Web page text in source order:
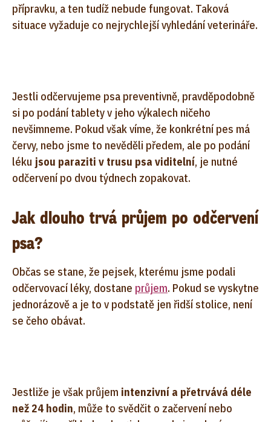
přípravku, a ten tudíž nebude fungovat. Taková
situace vyžaduje co nejrychlejší vyhledání veterináře.
Jestli odčervujeme psa preventivně, pravděpodobně
si po podání tablety v jeho výkalech ničeho
nevšimneme. Pokud však víme, že konkrétní pes má
červy, nebo jsme to nevěděli předem, ale po podání
léku jsou paraziti v trusu psa viditelní, je nutné
odčervení po dvou týdnech zopakovat.
Jak dlouho trvá průjem po odčervení
psa?
Občas se stane, že pejsek, kterému jsme podali
odčervovací léky, dostane průjem. Pokud se vyskytne
jednorázově a je to v podstatě jen řidší stolice, není
se čeho obávat.
Jestliže je však průjem intenzivní a přetrvává déle
než 24 hodin, může to svědčit o začervení nebo